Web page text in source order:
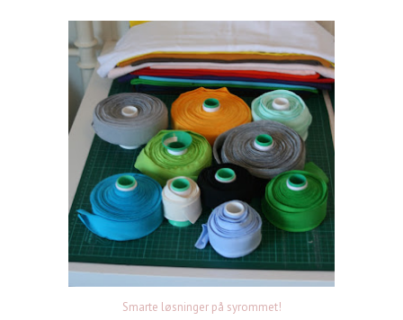
Smarte løsninger på syrommet!